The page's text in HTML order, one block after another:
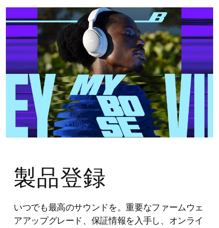
製品登録
いつでも最高のサウンドを。重要なファームウェ
アアップグレード、保証情報を入手し、オンライ